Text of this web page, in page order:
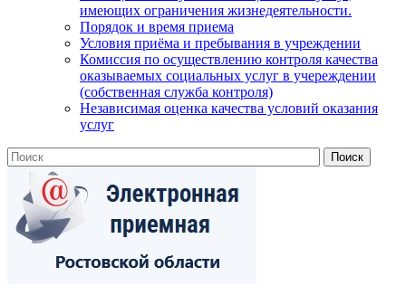
имеющих ограничения жизнедеятельности.
Порядок и время приема
Условия приёма и пребывания в учреждении
Комиссия по осуществлению контроля качества
оказываемых социальных услуг в учереждении
(собственная служба контроля)
Независимая оценка качества условий оказания
услуг